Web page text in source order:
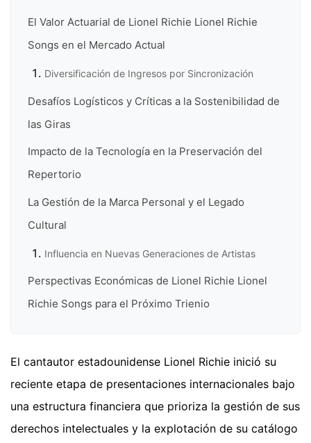
El Valor Actuarial de Lionel Richie Lionel Richie
Songs en el Mercado Actual
Diversificación de Ingresos por Sincronización
Desafíos Logísticos y Críticas a la Sostenibilidad de
las Giras
Impacto de la Tecnología en la Preservación del
Repertorio
La Gestión de la Marca Personal y el Legado
Cultural
Influencia en Nuevas Generaciones de Artistas
Perspectivas Económicas de Lionel Richie Lionel
Richie Songs para el Próximo Trienio
El cantautor estadounidense Lionel Richie inició su
reciente etapa de presentaciones internacionales bajo
una estructura financiera que prioriza la gestión de sus
derechos intelectuales y la explotación de su catálogo